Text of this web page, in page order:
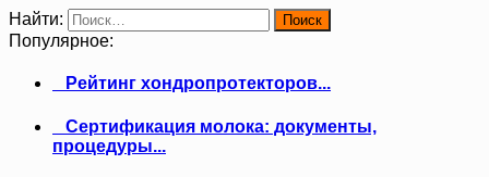
Найти:
Популярное:
Рейтинг хондропротекторов...
Сертификация молока: документы,
процедуры...